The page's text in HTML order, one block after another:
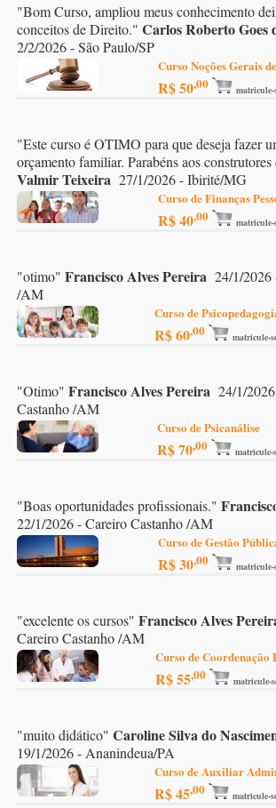
"Bom Curso, ampliou meus conhecimento
conceitos de Direito." Carlos Roberto Goes
2/2/2026 - São Paulo/SP
Curso Noções Gerais
R$ 50,00 matricule-
"Este curso é OTIMO para que deseja fazer
orçamento familiar. Parabéns aos construtores
Valmir Teixeira 27/1/2026 - Ibirité/MG
Curso de Finanças
R$ 40,00 matricule-
"otimo" Francisco Alves Pereira 24/1/2026
/AM
Curso de
R$ 60,00 matricule-
"Otimo" Francisco Alves Pereira 24/1/
Castanho /AM
Curso de Psicanálise
R$ 70,00 matricule-
"Boas oportunidades profissionais."
22/1/2026 - Careiro Castanho /AM
Curso de Gestão
R$ 30,00 matricule-
"excelente os cursos" Francisco Alves
Careiro Castanho /AM
Curso de Coordenação
R$ 55,00 matricule-
"muito didático" Caroline Silva do
19/1/2026 - Ananindeua/PA
Curso de Auxiliar
R$ 45,00 matricule-